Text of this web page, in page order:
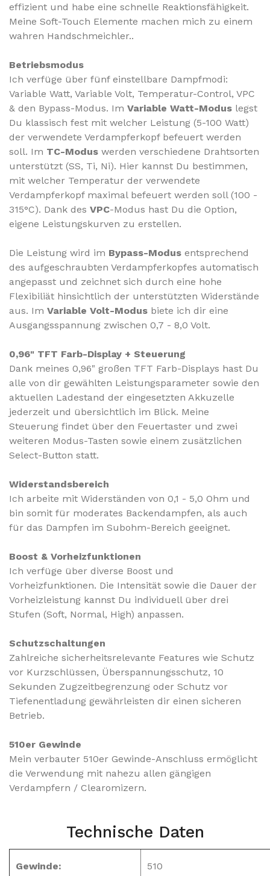
effizient und habe eine schnelle Reaktionsfähigkeit.
Meine Soft-Touch Elemente machen mich zu einem
wahren Handschmeichler..
Betriebsmodus
Ich verfüge über fünf einstellbare Dampfmodi:
Variable Watt, Variable Volt, Temperatur-Control, VPC
& den Bypass-Modus. Im Variable Watt-Modus legst
Du klassisch fest mit welcher Leistung (5-100 Watt)
der verwendete Verdampferkopf befeuert werden
soll. Im TC-Modus werden verschiedene Drahtsorten
unterstützt (SS, Ti, Ni). Hier kannst Du bestimmen,
mit welcher Temperatur der verwendete
Verdampferkopf maximal befeuert werden soll (100 -
315°C). Dank des VPC-Modus hast Du die Option,
eigene Leistungskurven zu erstellen.
Die Leistung wird im Bypass-Modus entsprechend
des aufgeschraubten Verdampferkopfes automatisch
angepasst und zeichnet sich durch eine hohe
Flexibiliät hinsichtlich der unterstützten Widerstände
aus. Im Variable Volt-Modus biete ich dir eine
Ausgangsspannung zwischen 0,7 - 8,0 Volt.
0,96" TFT Farb-Display + Steuerung
Dank meines 0,96" großen TFT Farb-Displays hast Du
alle von dir gewählten Leistungsparameter sowie den
aktuellen Ladestand der eingesetzten Akkuzelle
jederzeit und übersichtlich im Blick. Meine
Steuerung findet über den Feuertaster und zwei
weiteren Modus-Tasten sowie einem zusätzlichen
Select-Button statt.
Widerstandsbereich
Ich arbeite mit Widerständen von 0,1 - 5,0 Ohm und
bin somit für moderates Backendampfen, als auch
für das Dampfen im Subohm-Bereich geeignet.
Boost & Vorheizfunktionen
Ich verfüge über diverse Boost und
Vorheizfunktionen. Die Intensität sowie die Dauer der
Vorheizleistung kannst Du individuell über drei
Stufen (Soft, Normal, High) anpassen.
Schutzschaltungen
Zahlreiche sicherheitsrelevante Features wie Schutz
vor Kurzschlüssen, Überspannungsschutz, 10
Sekunden Zugzeitbegrenzung oder Schutz vor
Tiefenentladung gewährleisten dir einen sicheren
Betrieb.
510er Gewinde
Mein verbauter 510er Gewinde-Anschluss ermöglicht
die Verwendung mit nahezu allen gängigen
Verdampfern / Clearomizern.
Technische Daten
Gewinde: 510